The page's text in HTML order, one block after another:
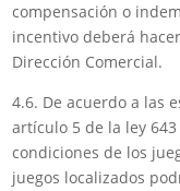
compensación o
incentivo deberá
Dirección Comercial.
4.6. De acuerdo a las
artículo 5 de la ley
condiciones de los
juegos localizados